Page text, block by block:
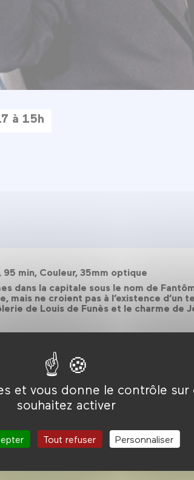
et vous donne le contrôle sur
souhaitez activer
Tout refuser Personnaliser
à 15h
95 min, Couleur, 35mm optique
dans la capitale sous le nom de
ne croient pas à l’existence d’un
de Louis de Funès et le charme de